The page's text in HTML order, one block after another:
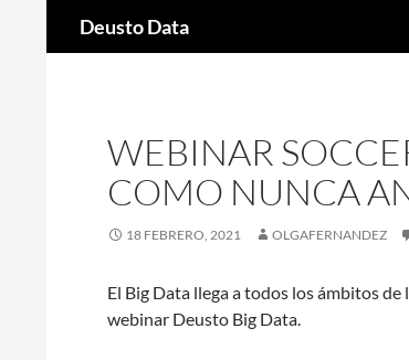
Deusto Data
WEBINAR
COMO NUNCA
18 FEBRERO, 2021 OLGAFERNANDEZ
El Big Data llega a todos los ámbitos
webinar Deusto Big Data.